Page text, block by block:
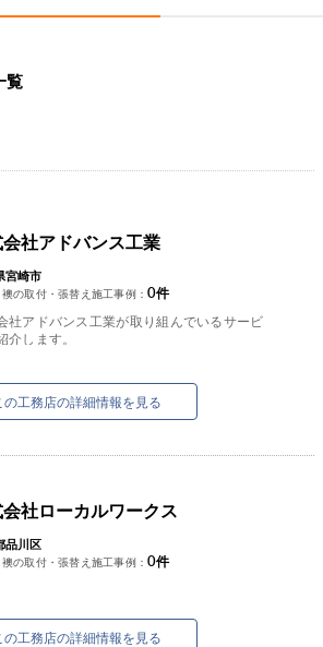
覧
社アドバンス工業
宮崎市
の取付・張替え施工事例： 0件
社アドバンス工業が取り組んでいるサービ
介します。
の商材をご提案できる...
の工務店の詳細情報を見る
社ローカルワークス
品川区
の取付・張替え施工事例： 0件
の工務店の詳細情報を見る